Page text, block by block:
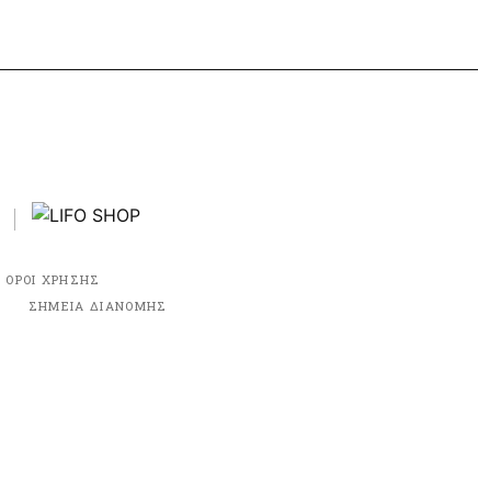
ΟΡΟΙ ΧΡΗΣΗΣ
ΣΗΜΕΙΑ ΔΙΑΝΟΜΗΣ